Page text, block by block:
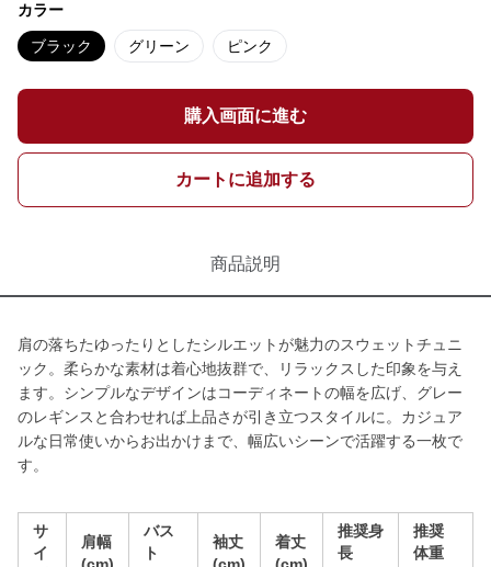
カラー
ブラック グリーン ピンク
購入画面に進む
カートに追加する
商品説明
肩の落ちたゆったりとしたシルエットが魅力のスウェットチュニ
ック。柔らかな素材は着心地抜群で、リラックスした印象を与え
ます。シンプルなデザインはコーディネートの幅を広げ、グレー
のレギンスと合わせれば上品さが引き立つスタイルに。カジュア
ルな日常使いからお出かけまで、幅広いシーンで活躍する一枚で
す。
サ
イ
肩幅
バス
ト
袖丈
着丈
推奨身
長
推奨
体重